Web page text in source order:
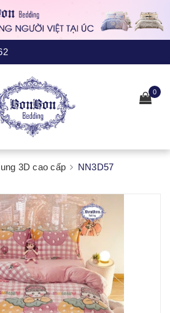
0
3D cao cấp NN3D57